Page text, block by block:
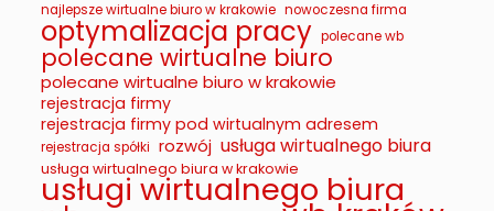
najlepsze wirtualne biuro w krakowie nowoczesna firma
optymalizacja pracy polecane wb
polecane wirtualne biuro
polecane wirtualne biuro w krakowie
rejestracja firmy
rejestracja firmy pod wirtualnym adresem
rejestracja spółki rozwój usługa wirtualnego biura
usługa wirtualnego biura w krakowie
usługi wirtualnego biura